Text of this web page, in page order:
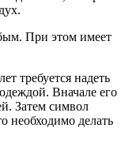
При этом имеет
требуется надеть
Вначале его
Затем символ
необходимо делать